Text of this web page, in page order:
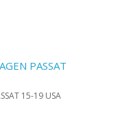
PASSAT
15-19 USA